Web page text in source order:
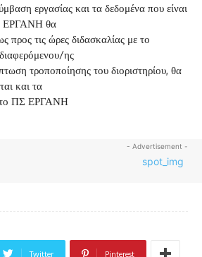
εργασίας και τα δεδομένα που είναι
ΕΡΓΑΝΗ θα
προς τις ώρες διδασκαλίας με το
ης
τροποποίησης του διοριστηρίου, θα
και τα
ΠΣ ΕΡΓΑΝΗ
- Advertisement -
Twitter Pinterest